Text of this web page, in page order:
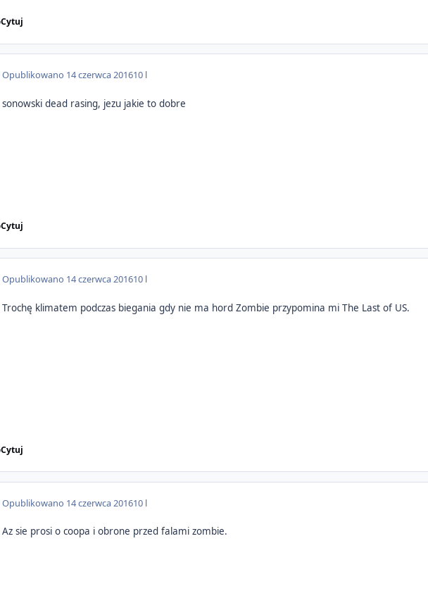
Cytuj
Opublikowano 14 czerwca 201610 l
sonowski dead rasing, jezu jakie to dobre
Cytuj
Opublikowano 14 czerwca 201610 l
Trochę klimatem podczas biegania gdy nie ma hord Zombie przypomina mi The Last of US.
Cytuj
Opublikowano 14 czerwca 201610 l
Az sie prosi o coopa i obrone przed falami zombie.